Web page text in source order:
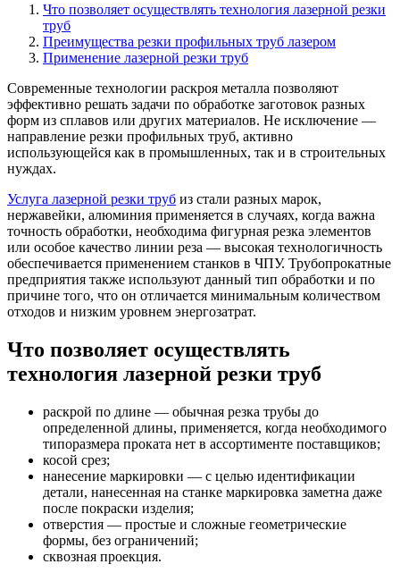
Что позволяет осуществлять технология лазерной резки
труб
Преимущества резки профильных труб лазером
Применение лазерной резки труб
Современные технологии раскроя металла позволяют
эффективно решать задачи по обработке заготовок разных
форм из сплавов или других материалов. Не исключение —
направление резки профильных труб, активно
использующейся как в промышленных, так и в строительных
нуждах.
Услуга лазерной резки труб из стали разных марок,
нержавейки, алюминия применяется в случаях, когда важна
точность обработки, необходима фигурная резка элементов
или особое качество линии реза — высокая технологичность
обеспечивается применением станков в ЧПУ. Трубопрокатные
предприятия также используют данный тип обработки и по
причине того, что он отличается минимальным количеством
отходов и низким уровнем энергозатрат.
Что позволяет осуществлять
технология лазерной резки труб
раскрой по длине — обычная резка трубы до
определенной длины, применяется, когда необходимого
типоразмера проката нет в ассортименте поставщиков;
косой срез;
нанесение маркировки — с целью идентификации
детали, нанесенная на станке маркировка заметна даже
после покраски изделия;
отверстия — простые и сложные геометрические
формы, без ограничений;
сквозная проекция.